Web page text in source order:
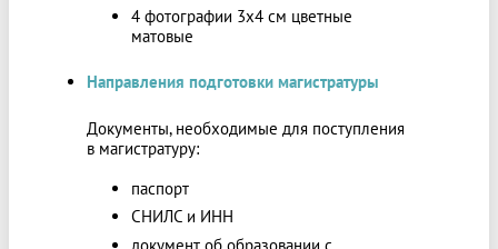
4 фотографии 3х4 см цветные
матовые
Направления подготовки магистратуры
Документы, необходимые для поступления
в магистратуру:
паспорт
СНИЛС и ИНН
документ об образовании с